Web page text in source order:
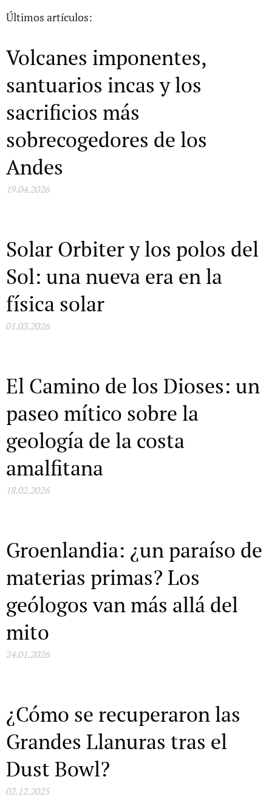
Últimos artículos:
Volcanes imponentes,
santuarios incas y los
sacrificios más
sobrecogedores de los
Andes
19.04.2026
Solar Orbiter y los polos del
Sol: una nueva era en la
física solar
01.03.2026
El Camino de los Dioses: un
paseo mítico sobre la
geología de la costa
amalfitana
18.02.2026
Groenlandia: ¿un paraíso de
materias primas? Los
geólogos van más allá del
mito
24.01.2026
¿Cómo se recuperaron las
Grandes Llanuras tras el
Dust Bowl?
02.12.2025